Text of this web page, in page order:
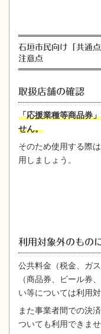
石垣市民向け「共通
注意点
取扱店舗の確認
「応援業種等商品券
せん。
そのため使用する際
用しましょう。
利用対象外のもの
公共料金（税金、ガ
（商品券、ビール券
い等については利用
また事業者間での決
ついても利用できませ